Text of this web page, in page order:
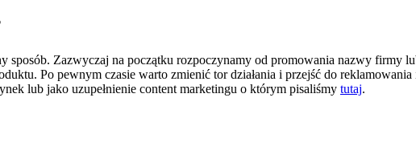
sposób. Zazwyczaj na początku rozpoczynamy od promowania nazwy firmy
Po pewnym czasie warto zmienić tor działania i przejść do
lub jako uzupełnienie content marketingu o którym pisaliśmy tutaj.